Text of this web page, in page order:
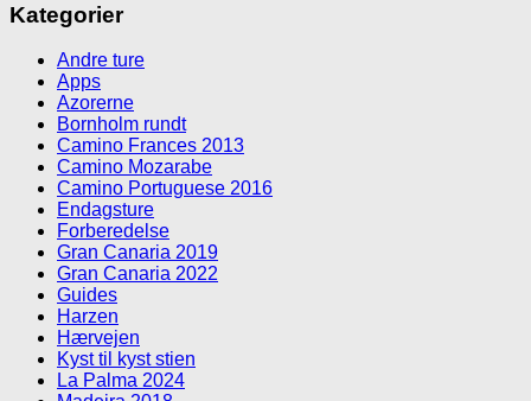
Kategorier
Andre ture
Apps
Azorerne
Bornholm rundt
Camino Frances 2013
Camino Mozarabe
Camino Portuguese 2016
Endagsture
Forberedelse
Gran Canaria 2019
Gran Canaria 2022
Guides
Harzen
Hærvejen
Kyst til kyst stien
La Palma 2024